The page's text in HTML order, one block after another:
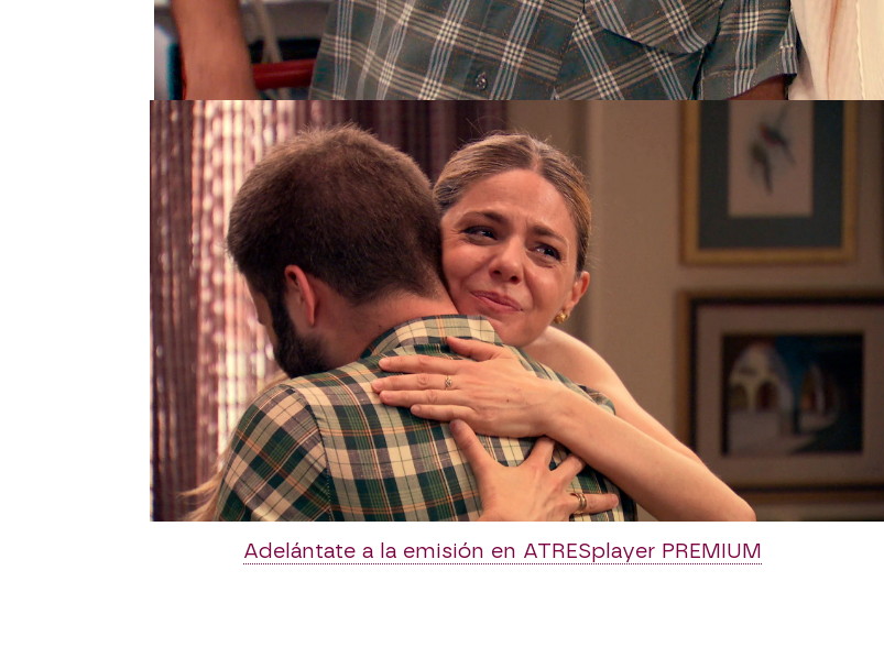
renunciaba a sus sueños de abrir un obrador en el norte para
quedarse en Madrid, al lado de su hijo Simón y el nieto que
acaba de nacer.
Simón se quedaba anonadado con el gesto de amor de Maica.
Pocas horas después, Simón se presenta con una noticia que
lo cambiará todo para Maica y Gorka: “Me ha salido un trabajo
en Vizcaya”. La dueña del ‘Laida’ y Etura se quedan
estupefactos, ¡podrán irse a vivir todos al norte!
Maica celebra que podrá cumplir todos sus sueños, abrir el
obrador de su abuelo en Lekeitio y disfrutar de su nueva vida
al lado de su familia: Gorka, Fabián, Virginia, Simón, su mujer e
hijo.
Pero las buenas noticias no terminan, Simón le ofrece a Fabián
aceptar la propuesta de ser aprendiz de mecánica aeronáutica
y aeroespacial en su nueva empresa.
Y es que los sueños, a veces, ¡se hacen realidad!
Adelántate a la emisión en ATRESplayer PREMIUM